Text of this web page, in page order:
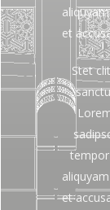
et
Stet
et